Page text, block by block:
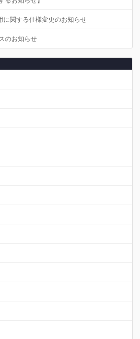
に関する仕様変更のお知らせ
のお知らせ